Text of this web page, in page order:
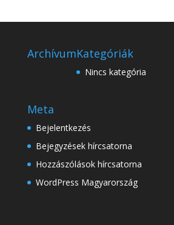
ArchívumKategóriák
Nincs kategória
Meta
Bejelentkezés
Bejegyzések hírcsatorna
Hozzászólások hírcsatorna
WordPress Magyarország